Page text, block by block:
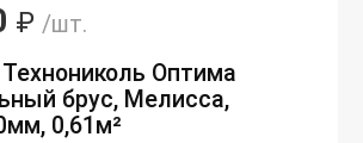
₽ /шт.
Оптима
брус, Мелисса,
0,61м²